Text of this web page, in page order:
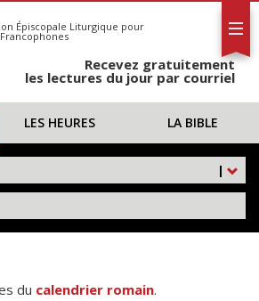
Épiscopale Liturgique pour
Recevez gratuitement
les lectures du jour par courriel
LES HEURES LA BIBLE
|
du calendrier romain.